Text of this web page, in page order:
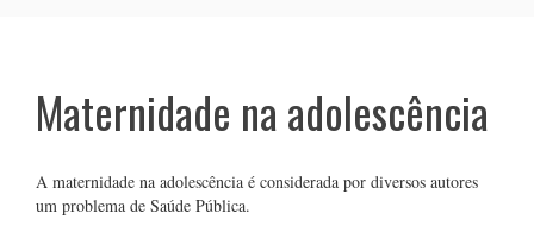
Maternidade na adolescência
A maternidade na adolescência é considerada por diversos autores
um problema de Saúde Pública.